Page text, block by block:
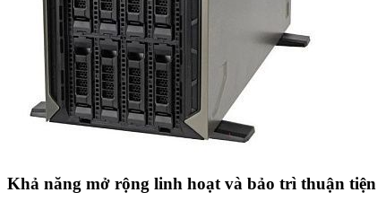
Khả năng mở rộng linh hoạt và bảo trì thuận tiện